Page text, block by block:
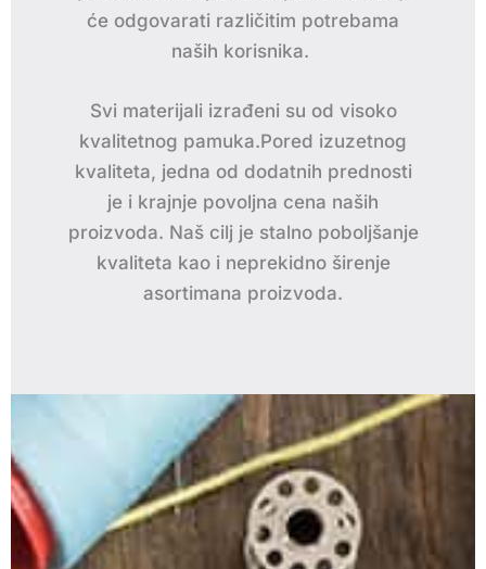
će odgovarati različitim potrebama
naših korisnika.
Svi materijali izrađeni su od visoko
kvalitetnog pamuka.Pored izuzetnog
kvaliteta, jedna od dodatnih prednosti
je i krajnje povoljna cena naših
proizvoda. Naš cilj je stalno poboljšanje
kvaliteta kao i neprekidno širenje
asortimana proizvoda.